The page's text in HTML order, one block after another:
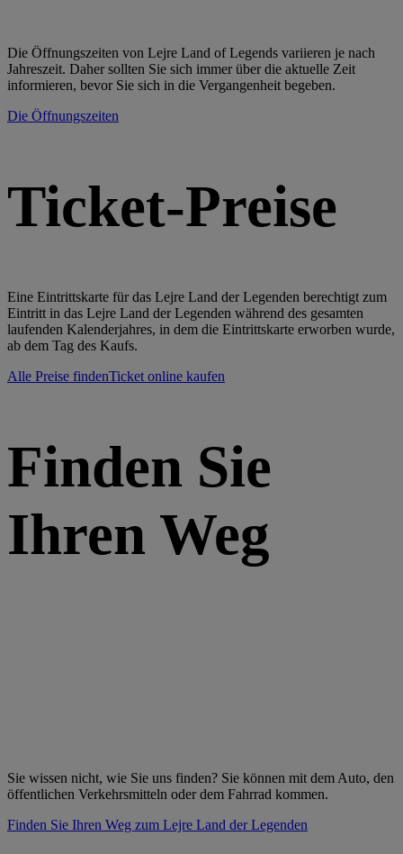
Die Öffnungszeiten von Lejre Land of Legends variieren je nach
Jahreszeit. Daher sollten Sie sich immer über die aktuelle Zeit
informieren, bevor Sie sich in die Vergangenheit begeben.
Die Öffnungszeiten
Ticket-Preise
Eine Eintrittskarte für das Lejre Land der Legenden berechtigt zum
Eintritt in das Lejre Land der Legenden während des gesamten
laufenden Kalenderjahres, in dem die Eintrittskarte erworben wurde,
ab dem Tag des Kaufs.
Alle Preise findenTicket online kaufen
Finden Sie
Ihren Weg
Sie wissen nicht, wie Sie uns finden? Sie können mit dem Auto, den
öffentlichen Verkehrsmitteln oder dem Fahrrad kommen.
Finden Sie Ihren Weg zum Lejre Land der Legenden